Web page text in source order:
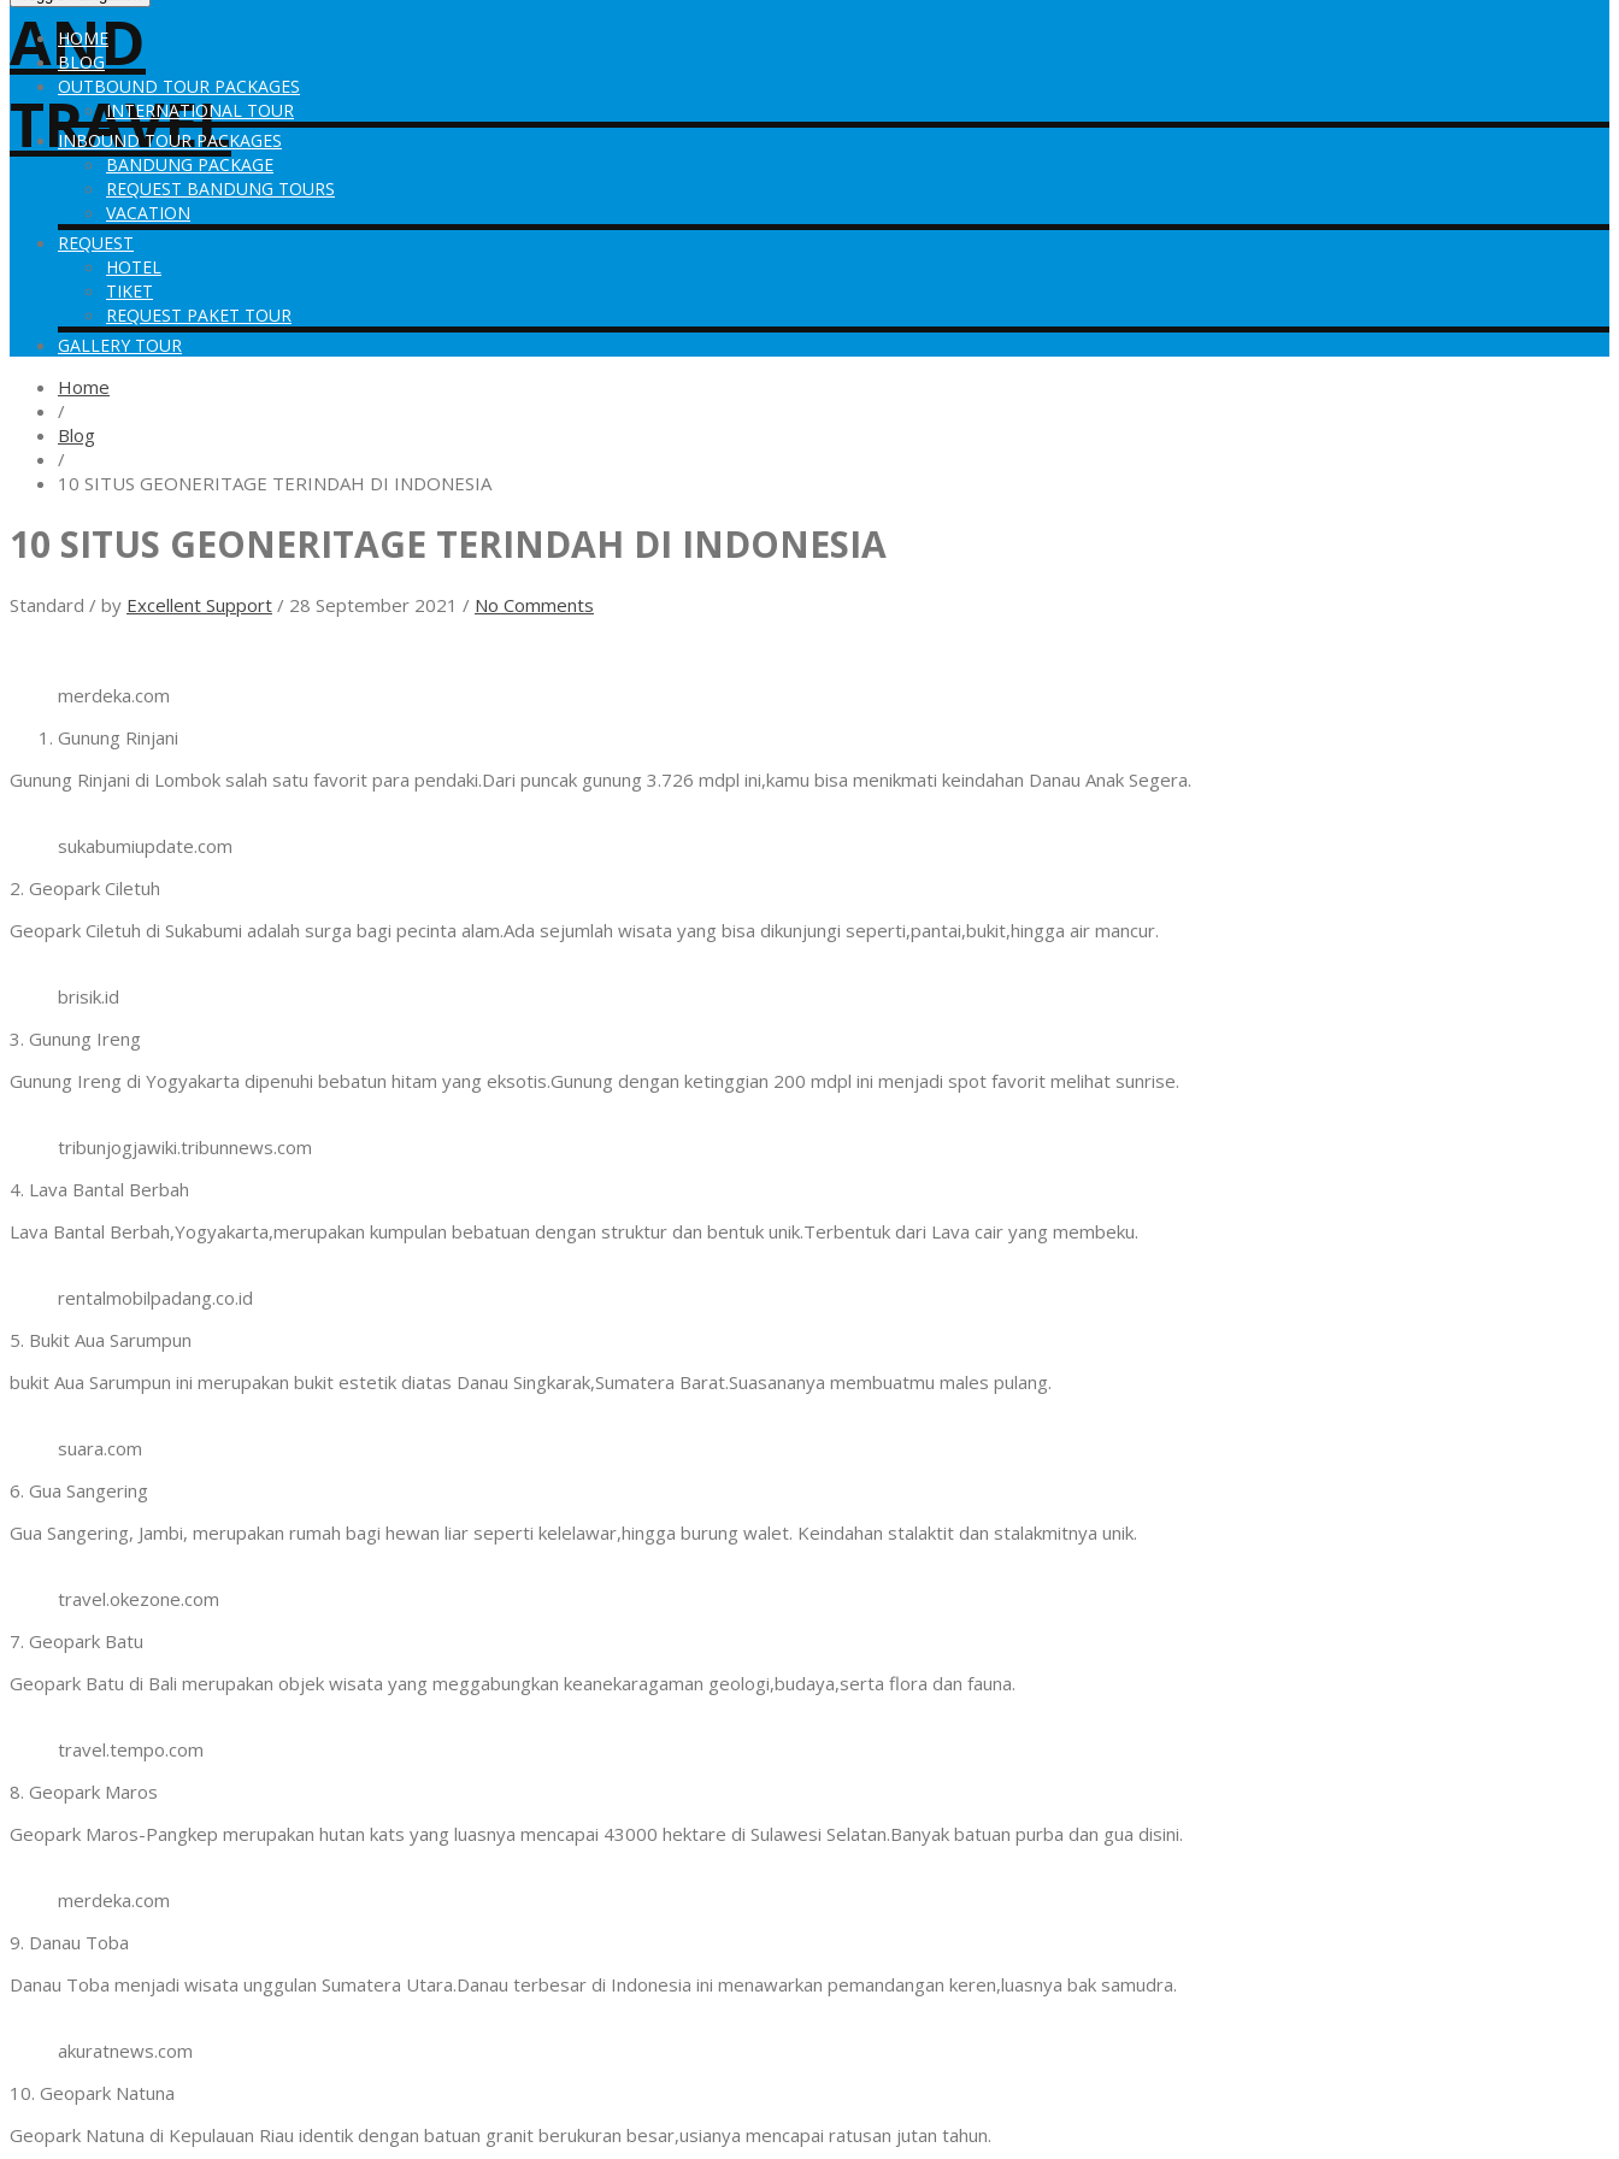
HOME
BLOG
OUTBOUND TOUR PACKAGES
INTERNATIONAL TOUR
INBOUND TOUR PACKAGES
BANDUNG PACKAGE
REQUEST BANDUNG TOURS
VACATION
REQUEST
HOTEL
TIKET
REQUEST PAKET TOUR
GALLERY TOUR
Home
/
Blog
/
10 SITUS GEONERITAGE TERINDAH DI INDONESIA
10 SITUS GEONERITAGE TERINDAH DI INDONESIA
Standard / by Excellent Support / 28 September 2021 / No Comments
merdeka.com
Gunung Rinjani
Gunung Rinjani di Lombok salah satu favorit para pendaki.Dari puncak gunung 3.726 mdpl ini,kamu bisa menikmati keindahan Danau Anak Segera.
sukabumiupdate.com
2. Geopark Ciletuh
Geopark Ciletuh di Sukabumi adalah surga bagi pecinta alam.Ada sejumlah wisata yang bisa dikunjungi seperti,pantai,bukit,hingga air mancur.
brisik.id
3. Gunung Ireng
Gunung Ireng di Yogyakarta dipenuhi bebatun hitam yang eksotis.Gunung dengan ketinggian 200 mdpl ini menjadi spot favorit melihat sunrise.
tribunjogjawiki.tribunnews.com
4. Lava Bantal Berbah
Lava Bantal Berbah,Yogyakarta,merupakan kumpulan bebatuan dengan struktur dan bentuk unik.Terbentuk dari Lava cair yang membeku.
rentalmobilpadang.co.id
5. Bukit Aua Sarumpun
bukit Aua Sarumpun ini merupakan bukit estetik diatas Danau Singkarak,Sumatera Barat.Suasananya membuatmu males pulang.
suara.com
6. Gua Sangering
Gua Sangering, Jambi, merupakan rumah bagi hewan liar seperti kelelawar,hingga burung walet. Keindahan stalaktit dan stalakmitnya unik.
travel.okezone.com
7. Geopark Batu
Geopark Batu di Bali merupakan objek wisata yang meggabungkan keanekaragaman geologi,budaya,serta flora dan fauna.
travel.tempo.com
8. Geopark Maros
Geopark Maros-Pangkep merupakan hutan kats yang luasnya mencapai 43000 hektare di Sulawesi Selatan.Banyak batuan purba dan gua disini.
merdeka.com
9. Danau Toba
Danau Toba menjadi wisata unggulan Sumatera Utara.Danau terbesar di Indonesia ini menawarkan pemandangan keren,luasnya bak samudra.
akuratnews.com
10. Geopark Natuna
Geopark Natuna di Kepulauan Riau identik dengan batuan granit berukuran besar,usianya mencapai ratusan jutan tahun.